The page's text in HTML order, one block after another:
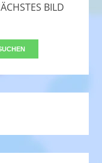
BILD